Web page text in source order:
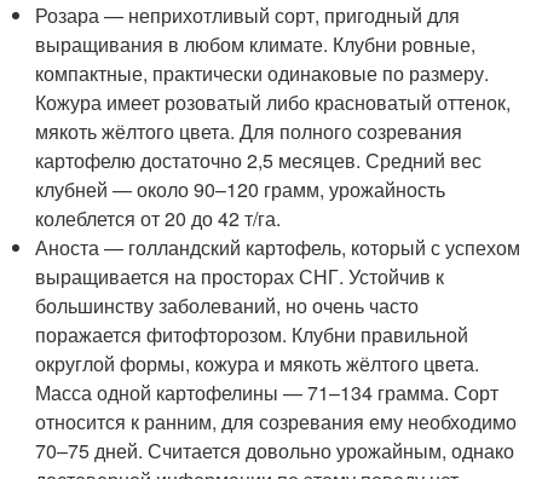
Розара — неприхотливый сорт, пригодный для
выращивания в любом климате. Клубни ровные,
компактные, практически одинаковые по размеру.
Кожура имеет розоватый либо красноватый оттенок,
мякоть жёлтого цвета. Для полного созревания
картофелю достаточно 2,5 месяцев. Средний вес
клубней — около 90–120 грамм, урожайность
колеблется от 20 до 42 т/га.
Аноста — голландский картофель, который с успехом
выращивается на просторах СНГ. Устойчив к
большинству заболеваний, но очень часто
поражается фитофторозом. Клубни правильной
округлой формы, кожура и мякоть жёлтого цвета.
Масса одной картофелины — 71–134 грамма. Сорт
относится к ранним, для созревания ему необходимо
70–75 дней. Считается довольно урожайным, однако